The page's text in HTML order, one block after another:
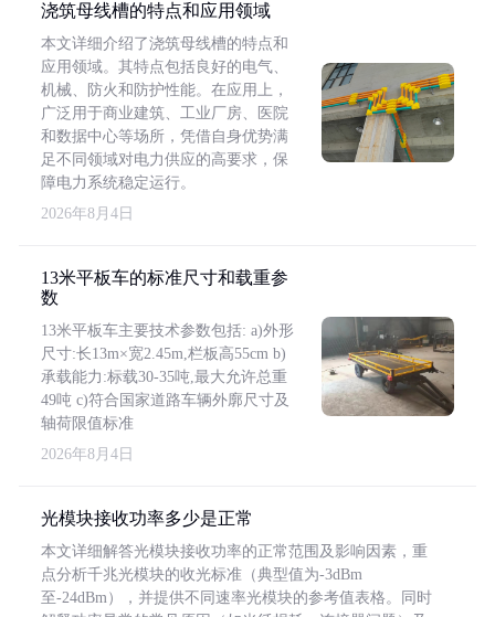
浇筑母线槽的特点和应用领域
本文详细介绍了浇筑母线槽的特点和
应用领域。其特点包括良好的电气、
机械、防火和防护性能。在应用上，
广泛用于商业建筑、工业厂房、医院
和数据中心等场所，凭借自身优势满
足不同领域对电力供应的高要求，保
障电力系统稳定运行。
2026年8月4日
13米平板车的标准尺寸和载重参
数
13米平板车主要技术参数包括: a)外形
尺寸:长13m×宽2.45m,栏板高55cm b)
承载能力:标载30-35吨,最大允许总重
49吨 c)符合国家道路车辆外廓尺寸及
轴荷限值标准
2026年8月4日
光模块接收功率多少是正常
本文详细解答光模块接收功率的正常范围及影响因素，重
点分析千兆光模块的收光标准（典型值为-3dBm
至-24dBm），并提供不同速率光模块的参考值表格。同时